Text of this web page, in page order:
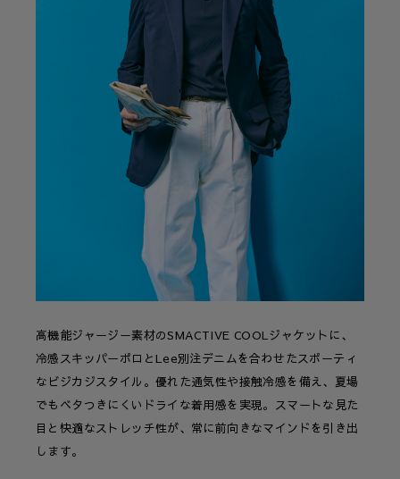
高機能ジャージー素材のSMACTIVE COOLジャケットに、
冷感スキッパーポロとLee別注デニムを合わせたスポーティ
なビジカジスタイル。優れた通気性や接触冷感を備え、夏場
でもベタつきにくいドライな着用感を実現。スマートな見た
目と快適なストレッチ性が、常に前向きなマインドを引き出
します。